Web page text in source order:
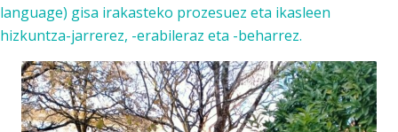
language) gisa irakasteko prozesuez eta ikasleen
hizkuntza-jarrerez, -erabileraz eta -beharrez.